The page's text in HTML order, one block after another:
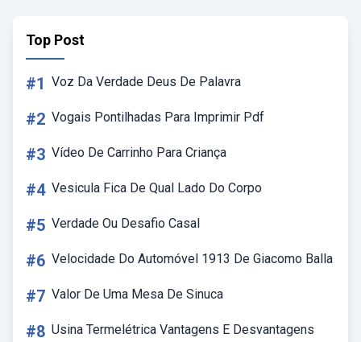
Top Post
#1 Voz Da Verdade Deus De Palavra
#2 Vogais Pontilhadas Para Imprimir Pdf
#3 Vídeo De Carrinho Para Criança
#4 Vesicula Fica De Qual Lado Do Corpo
#5 Verdade Ou Desafio Casal
#6 Velocidade Do Automóvel 1913 De Giacomo Balla
#7 Valor De Uma Mesa De Sinuca
#8 Usina Termelétrica Vantagens E Desvantagens